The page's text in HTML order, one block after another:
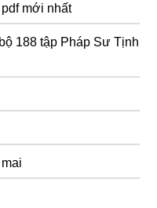
mới nhất
188 tập Pháp Sư Tịnh